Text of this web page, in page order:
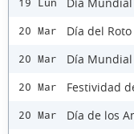
19 Lun
20 Mar Día del
20 Mar Día
20 Mar Festividad
20 Mar Día de los